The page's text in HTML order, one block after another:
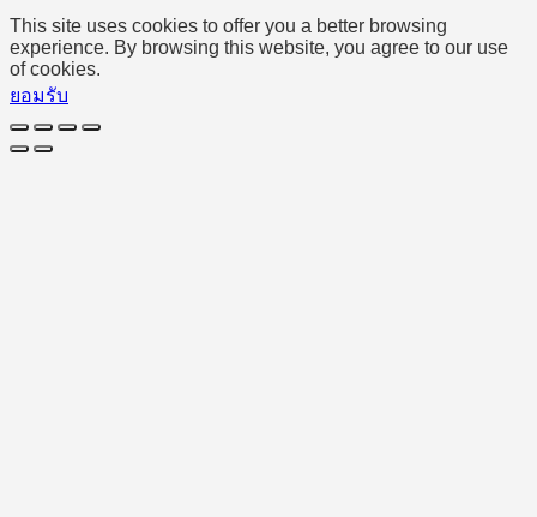
This site uses cookies to offer you a better browsing
experience. By browsing this website, you agree to our use
of cookies.
ยอมรับ